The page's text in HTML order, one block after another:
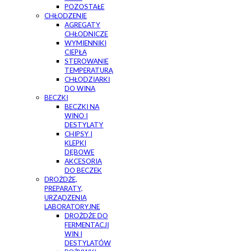
POZOSTAŁE
CHŁODZENIE
AGREGATY
CHŁODNICZE
WYMIENNIKI
CIEPŁA
STEROWANIE
TEMPERATURĄ
CHŁODZIARKI
DO WINA
BECZKI
BECZKI NA
WINO I
DESTYLATY
CHIPSY I
KLEPKI
DĘBOWE
AKCESORIA
DO BECZEK
DROŻDŻE,
PREPARATY,
URZĄDZENIA
LABORATORYJNE
DROŻDŻE DO
FERMENTACJI
WIN I
DESTYLATÓW